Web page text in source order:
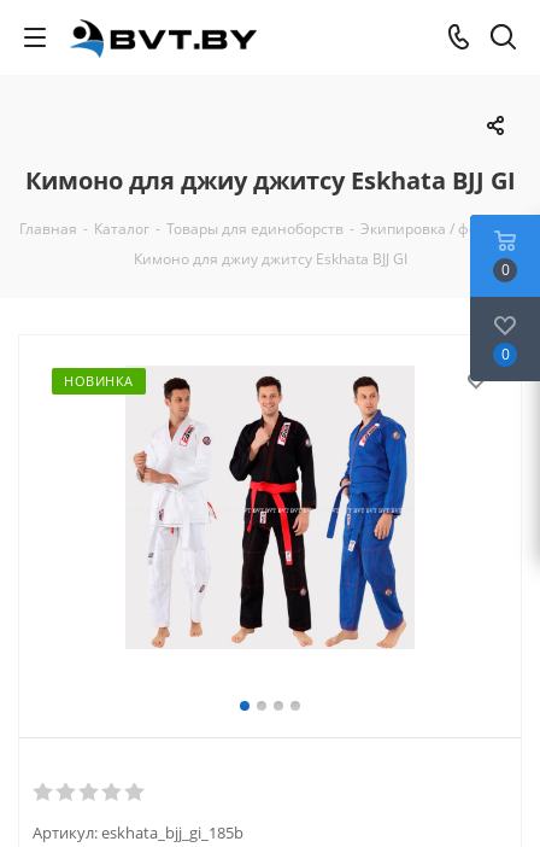
Кимоно для джиу джитсу Eskhata BJJ GI
Главная - Каталог - Товары для единоборств - Экипировка / форма
Кимоно для джиу джитсу Eskhata BJJ GI
НОВИНКА
Артикул:eskhata_bjj_gi_185b
0
0